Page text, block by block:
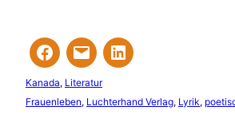
Kanada, Literatur
Frauenleben, Luchterhand Verlag, Lyrik,